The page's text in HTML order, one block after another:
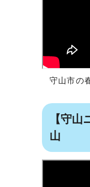
守山市の
【守
山